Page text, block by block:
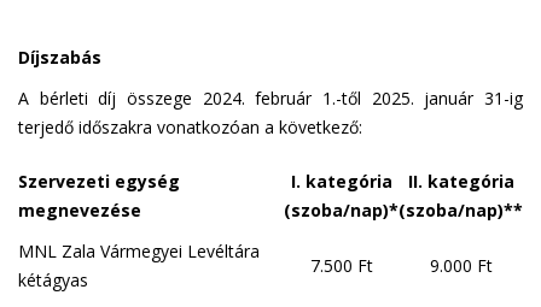
e
-
l
Díjszabás
A bérleti díj összege 2024. február 1.-től 2025. január 31-ig
terjedő időszakra vonatkozóan a következő:
Szervezeti egység
megnevezése
I. kategória
(szoba/nap)*
II. kategória
(szoba/nap)**
MNL Zala Vármegyei Levéltára
kétágyas
7.500 Ft 9.000 Ft